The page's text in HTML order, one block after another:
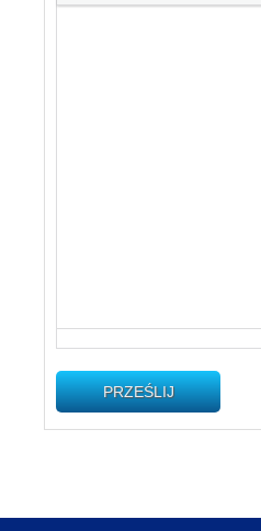
PRZEŚLIJ